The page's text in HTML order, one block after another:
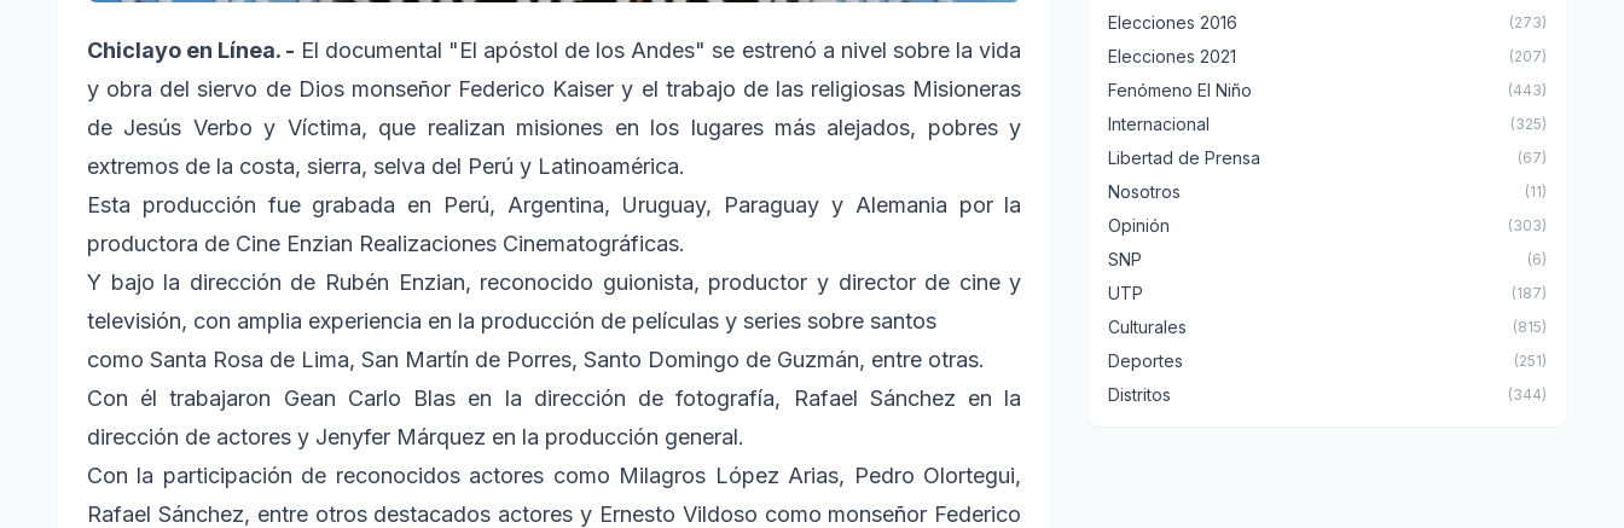
Chiclayo en Línea. - El documental "El apóstol de los Andes" se estrenó a nivel sobre la vida
y obra del siervo de Dios monseñor Federico Kaiser y el trabajo de las religiosas Misioneras
de Jesús Verbo y Víctima, que realizan misiones en los lugares más alejados, pobres y
extremos de la costa, sierra, selva del Perú y Latinoamérica.
Esta producción fue grabada en Perú, Argentina, Uruguay, Paraguay y Alemania por la
productora de Cine Enzian Realizaciones Cinematográficas.
Y bajo la dirección de Rubén Enzian, reconocido guionista, productor y director de cine y
televisión, con amplia experiencia en la producción de películas y series sobre santos
como Santa Rosa de Lima, San Martín de Porres, Santo Domingo de Guzmán, entre otras.
Con él trabajaron Gean Carlo Blas en la dirección de fotografía, Rafael Sánchez en la
dirección de actores y Jenyfer Márquez en la producción general.
Con la participación de reconocidos actores como Milagros López Arias, Pedro Olortegui,
Rafael Sánchez, entre otros destacados actores y Ernesto Vildoso como monseñor Federico
Elecciones 2016 (273)
Elecciones 2021 (207)
Fenómeno El Niño (443)
Internacional (325)
Libertad de Prensa (67)
Nosotros (11)
Opinión (303)
SNP (6)
UTP (187)
Culturales (815)
Deportes (251)
Distritos (344)